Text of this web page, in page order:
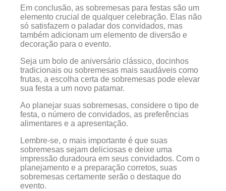
Em conclusão, as sobremesas para festas são um
elemento crucial de qualquer celebração. Elas não
só satisfazem o paladar dos convidados, mas
também adicionam um elemento de diversão e
decoração para o evento.
Seja um bolo de aniversário clássico, docinhos
tradicionais ou sobremesas mais saudáveis como
frutas, a escolha certa de sobremesas pode elevar
sua festa a um novo patamar.
Ao planejar suas sobremesas, considere o tipo de
festa, o número de convidados, as preferências
alimentares e a apresentação.
Lembre-se, o mais importante é que suas
sobremesas sejam deliciosas e deixe uma
impressão duradoura em seus convidados. Com o
planejamento e a preparação corretos, suas
sobremesas certamente serão o destaque do
evento.